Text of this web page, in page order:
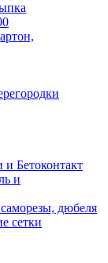
и Бетоконтакт
и
дюбеля
сетки